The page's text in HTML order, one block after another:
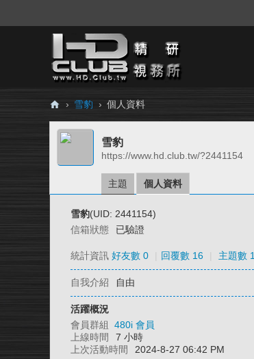
H
Cl
› 雪豹 › 個人資料
雪豹
https://www.hd.club.tw/?2441154
主題 個人資料
雪豹(UID: 2441154)
信箱狀態
已驗證
統計資訊 好友數 0 回覆數 16 主題數 1
自我介紹 自由
活躍概況
會員群組 480i 會員
上線時間
7 小時
上次活動時間
2024-8-27 06:42 PM